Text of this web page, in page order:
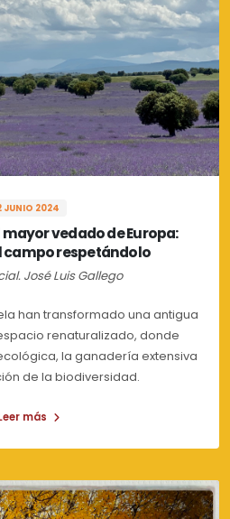
JUNIO 2024
mayor vedado de Europa:
campo respetándolo
José Luis Gallego
han transformado una antigua
renaturalizado, donde
la ganadería extensiva
de la biodiversidad.
más